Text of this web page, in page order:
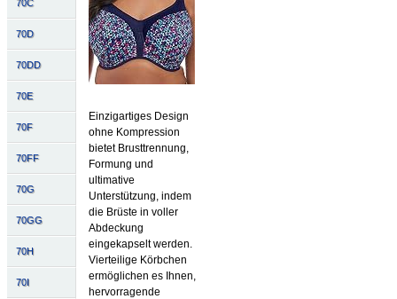
70C
70D
70DD
70E
70F
70FF
70G
70GG
70H
70I
Einzigartiges Design
ohne Kompression
bietet Brusttrennung,
Formung und
ultimative
Unterstützung, indem
die Brüste in voller
Abdeckung
eingekapselt werden.
Vierteilige Körbchen
ermöglichen es Ihnen,
hervorragende